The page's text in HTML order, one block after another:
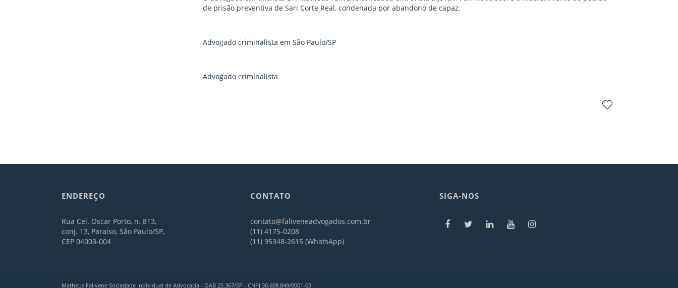
de prisão preventiva de Sari Corte Real, condenada por abandono de capaz.
Advogado criminalista em São Paulo/SP
Advogado criminalista
ENDEREÇO
Rua Cel. Oscar Porto, n. 813,
conj. 13, Paraíso, São Paulo/SP,
CEP 04003-004
CONTATO
contato@faliveneadvogados.com.br
(11) 4175-0208
(11) 95348-2615 (WhatsApp)
SIGA-NOS
Matheus Falivene Sociedade Individual de Advocacia - OAB 25.367/SP - CNPJ 30.608.849/0001-03